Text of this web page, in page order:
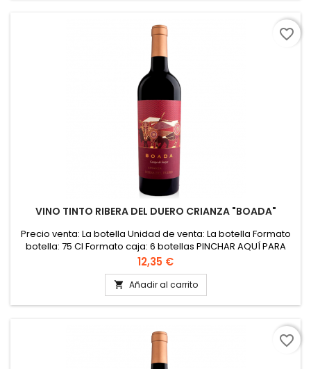
VINO TINTO RIBERA DEL DUERO CRIANZA "BOADA"
Precio venta: La botella Unidad de venta: La botella Formato
botella: 75 Cl Formato caja: 6 botellas PINCHAR AQUÍ PARA
VER FICHA TÉCNICA
Precio
12,35 €
 Añadir al carrito
favorite_border
favorite_border